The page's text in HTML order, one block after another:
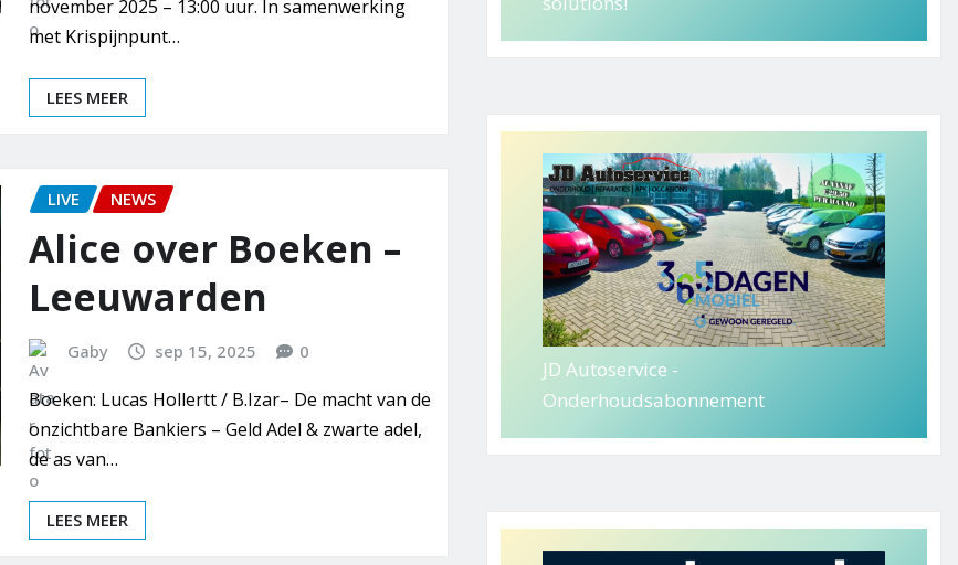
november 2025 – 13:00 uur. In samenwerking
met Krispijnpunt…
LEES MEER
LIVE NEWS
Alice over Boeken –
Leeuwarden
Gaby sep 15, 2025 0
Boeken: Lucas Hollertt / B.Izar– De macht van de
onzichtbare Bankiers – Geld Adel & zwarte adel,
de as van…
LEES MEER
JD Autoservice -
Onderhoudsabonnement